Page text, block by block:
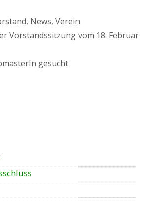
, News, Verein
Vorstandssitzung vom 18. Februar
gesucht